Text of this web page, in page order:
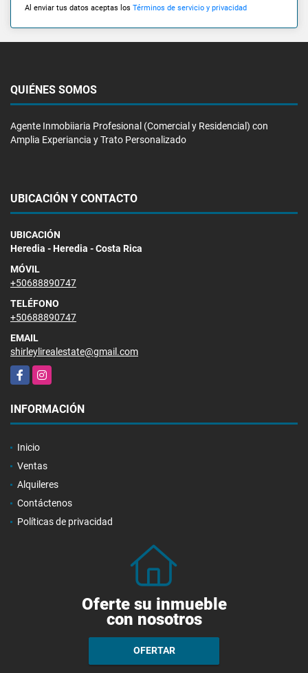
Al enviar tus datos aceptas los Términos de servicio y privacidad
QUIÉNES SOMOS
Agente Inmobiiaria Profesional (Comercial y Residencial) con
Amplia Experiancia y Trato Personalizado
UBICACIÓN Y CONTACTO
UBICACIÓN
Heredia - Heredia - Costa Rica
MÓVIL
+50688890747
TELÉFONO
+50688890747
EMAIL
shirleylirealestate@gmail.com
FacebookInstagram
INFORMACIÓN
Inicio
Ventas
Alquileres
Contáctenos
Políticas de privacidad
Oferte su inmueble
con nosotros
OFERTAR